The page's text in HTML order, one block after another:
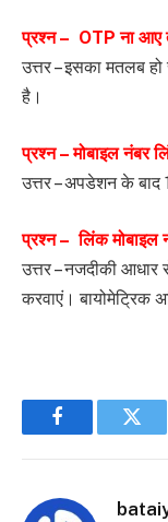
प्रश्न – OTP ना आए
उत्तर – इसका मतलब
है।
प्रश्न – मोबाइल नंबर
उत्तर – अपडेशन के बाद
प्रश्न – लिंक मोबाइल
उत्तर – नजदीकी
करवाएं। बायोमेट्रिक
Facebook